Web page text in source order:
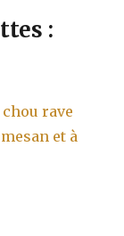
:
rave
et à